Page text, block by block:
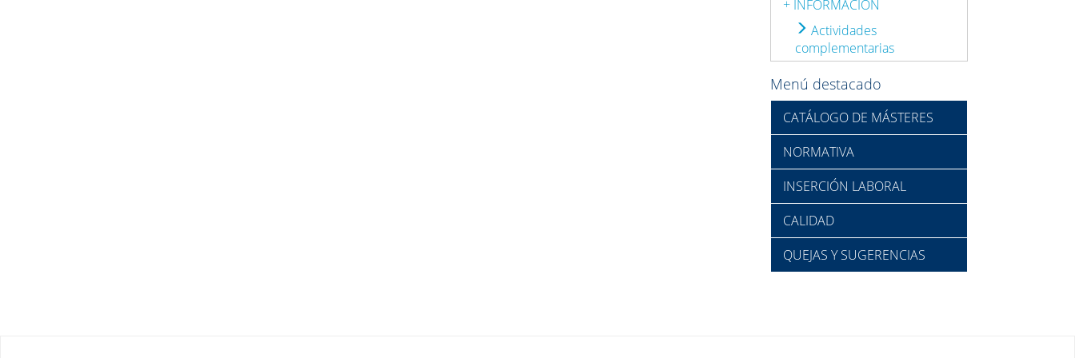
+ INFORMACIÓN
Actividades
complementarias
Menú destacado
CATÁLOGO DE MÁSTERES
NORMATIVA
INSERCIÓN LABORAL
CALIDAD
QUEJAS Y SUGERENCIAS